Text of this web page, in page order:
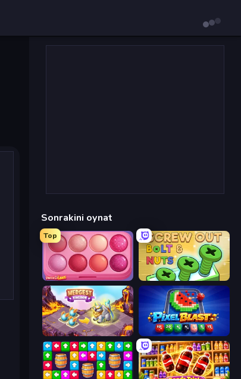
Sonrakini oynat
Top
Piece of Cake: Merge and Bake Screw Out: Bolts and Nuts
Mergest Kingdom Pixel Blast